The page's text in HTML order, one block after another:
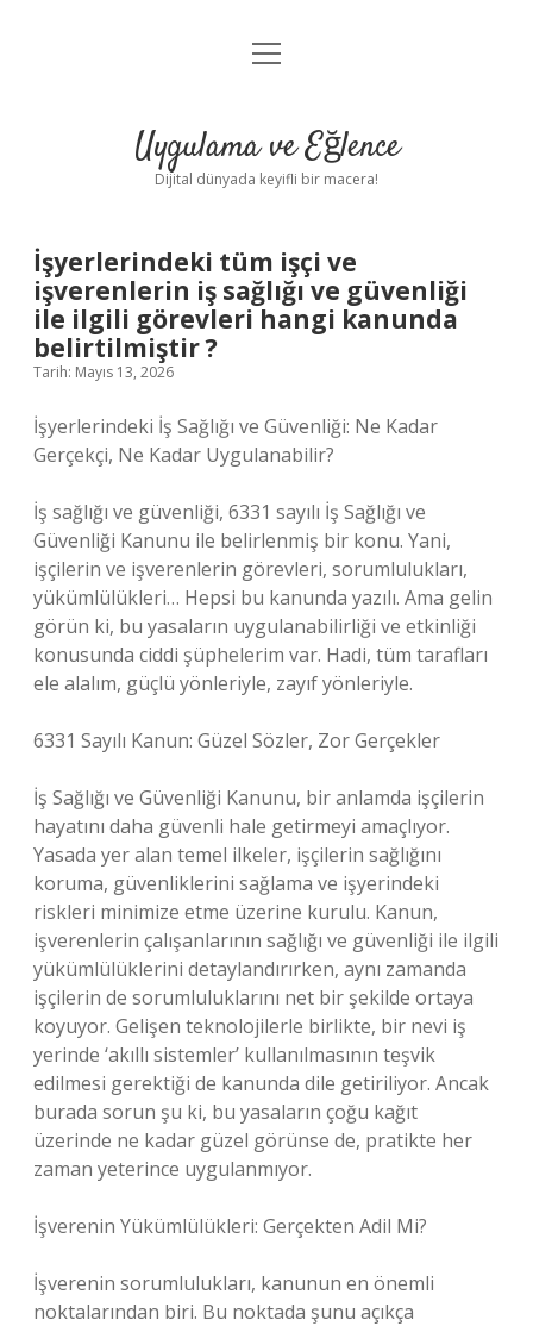
Anasayfa
Yasal Uyarı
menüyü
Uygulama ve Eğlence
Dijital dünyada keyifli bir macera!
İşyerlerindeki tüm işçi ve
işverenlerin iş sağlığı ve güvenliği
ile ilgili görevleri hangi kanunda
belirtilmiştir ?
Tarih: Mayıs 13, 2026
İşyerlerindeki İş Sağlığı ve Güvenliği: Ne Kadar
Gerçekçi, Ne Kadar Uygulanabilir?
İş sağlığı ve güvenliği, 6331 sayılı İş Sağlığı ve
Güvenliği Kanunu ile belirlenmiş bir konu. Yani,
işçilerin ve işverenlerin görevleri, sorumlulukları,
yükümlülükleri… Hepsi bu kanunda yazılı. Ama gelin
görün ki, bu yasaların uygulanabilirliği ve etkinliği
konusunda ciddi şüphelerim var. Hadi, tüm tarafları
ele alalım, güçlü yönleriyle, zayıf yönleriyle.
6331 Sayılı Kanun: Güzel Sözler, Zor Gerçekler
İş Sağlığı ve Güvenliği Kanunu, bir anlamda işçilerin
hayatını daha güvenli hale getirmeyi amaçlıyor.
Yasada yer alan temel ilkeler, işçilerin sağlığını
koruma, güvenliklerini sağlama ve işyerindeki
riskleri minimize etme üzerine kurulu. Kanun,
işverenlerin çalışanlarının sağlığı ve güvenliği ile ilgili
yükümlülüklerini detaylandırırken, aynı zamanda
işçilerin de sorumluluklarını net bir şekilde ortaya
koyuyor. Gelişen teknolojilerle birlikte, bir nevi iş
yerinde ‘akıllı sistemler’ kullanılmasının teşvik
edilmesi gerektiği de kanunda dile getiriliyor. Ancak
burada sorun şu ki, bu yasaların çoğu kağıt
üzerinde ne kadar güzel görünse de, pratikte her
zaman yeterince uygulanmıyor.
İşverenin Yükümlülükleri: Gerçekten Adil Mi?
İşverenin sorumlulukları, kanunun en önemli
noktalarından biri. Bu noktada şunu açıkça